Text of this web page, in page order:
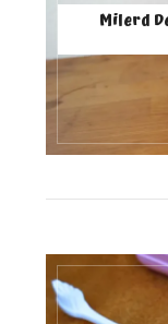
Milerd